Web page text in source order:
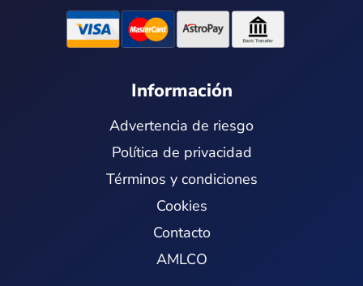
r
a
m
e i
n
t
e
r
Información
Advertencia de riesgo
Política de privacidad
Términos y condiciones
Cookies
Contacto
AMLCO